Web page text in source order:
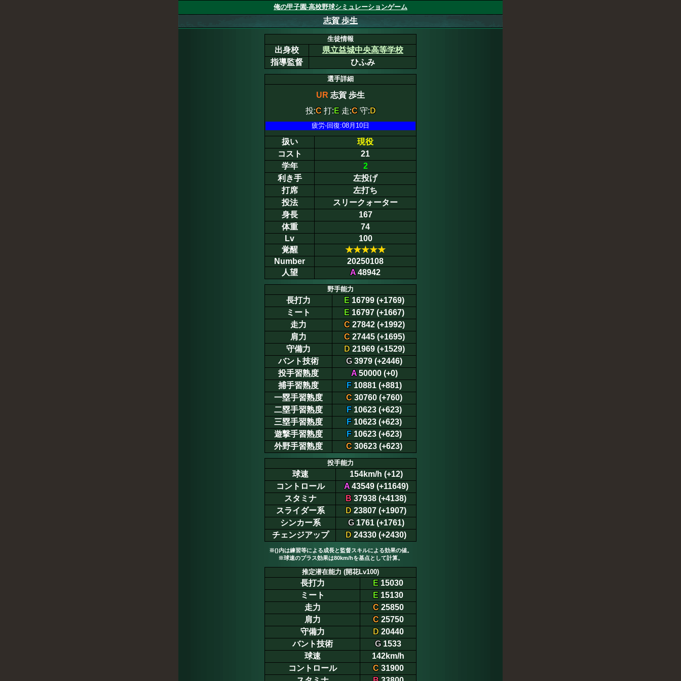
俺の甲子園-高校野球シミュレーションゲーム
志賀 歩生
生徒情報
出身校
県立益城中央高等学校
指導監督
ひふみ
選手詳細
UR 志賀 歩生
投:C打: E走:C守: D
疲労-回復:08月10日
扱い
現役
コスト
21
学年
2
利き手
左投げ
打席
左打ち
投法
スリークォーター
身長
167
体重
74
Lv
100
覚醒
★★★★★
Number
20250108
人望
A48942
野手能力
長打力 E 16799 (+1769)
ミート
E 16797 (+1667)
走力
C27842 (+1992)
肩力
C27445 (+1695)
守備力
D21969 (+1529)
バント技術
G3979 (+2446)
投手習熟度
A50000 (+0)
捕手習熟度
F 10881 (+881)
一塁手習熟度
C 30760 (+760)
二塁手習熟度
F 10623 (+623)
三塁手習熟度
F 10623 (+623)
遊撃手習熟度
F 10623 (+623)
外野手習熟度
C 30623 (+623)
投手能力
球速
154km/h (+12)
コントロール
A43549 (+11649)
スタミナ
B 37938 (+4138)
スライダー系
D 23807 (+1907)
シンカー系
G1761 (+1761)
チェンジアップ
D 24330 (+2430)
※()内は練習等による成長と監督スキルによる効果の値。
※球速のプラス効果は80km/hを基点として計算。
推定潜在能力 (開花Lv100)
長打力 E 15030
ミート
E 15130
走力
C25850
肩力
C25750
守備力
D20440
バント技術
G1533
球速
142km/h
コントロール
C31900